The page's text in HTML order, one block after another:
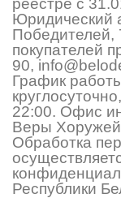
реестре с
Юридический
Победителей,
покупателей
90,
График
22:00. Офис
Веры
Обработка
Республики